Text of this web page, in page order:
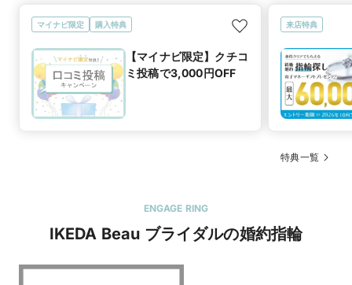
マイナビ限定 購入特典
【マイナビ限定】クチコ
ミ投稿で3,000円OFF
来店特典
特典一覧
ENGAGE RING
IKEDA Beau ブライダルの婚約指輪